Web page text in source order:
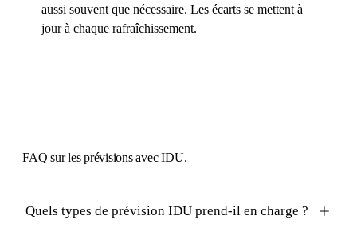
aussi souvent que nécessaire. Les écarts se mettent à
jour à chaque rafraîchissement.
FAQ sur les prévisions avec IDU.
Quels types de prévision IDU prend-il en charge ?